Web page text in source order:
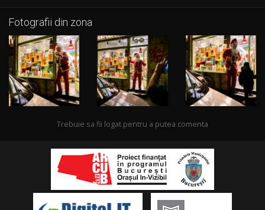
Fotografii din zona
Trebuie sa fii logat pentru a putea comenta